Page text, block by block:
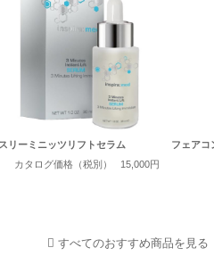
スリーミニッツリフトセラム
カタログ価格（税別）
15,000円
フェアコ
すべてのおすすめ商品を見る